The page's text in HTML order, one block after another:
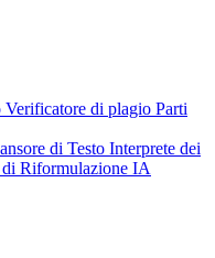
Verificatore di plagio Parti
di Testo Interprete dei
di Riformulazione IA